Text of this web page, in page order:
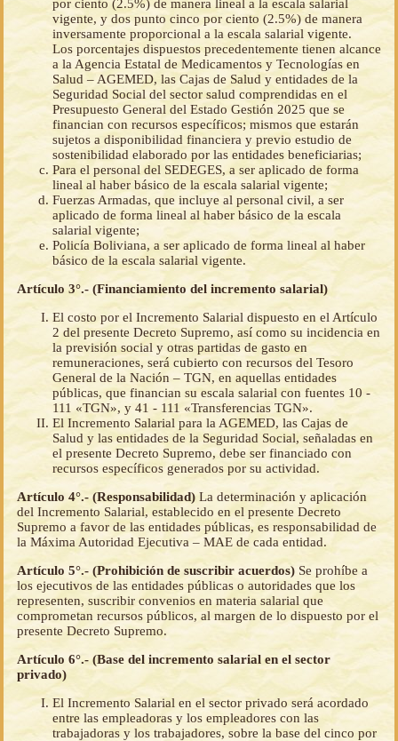
por ciento (2.5%) de manera lineal a la escala salarial
vigente, y dos punto cinco por ciento (2.5%) de manera
inversamente proporcional a la escala salarial vigente.
Los porcentajes dispuestos precedentemente tienen alcance
a la Agencia Estatal de Medicamentos y Tecnologías en
Salud – AGEMED, las Cajas de Salud y entidades de la
Seguridad Social del sector salud comprendidas en el
Presupuesto General del Estado Gestión 2025 que se
financian con recursos específicos; mismos que estarán
sujetos a disponibilidad financiera y previo estudio de
sostenibilidad elaborado por las entidades beneficiarias;
Para el personal del SEDEGES, a ser aplicado de forma
lineal al haber básico de la escala salarial vigente;
Fuerzas Armadas, que incluye al personal civil, a ser
aplicado de forma lineal al haber básico de la escala
salarial vigente;
Policía Boliviana, a ser aplicado de forma lineal al haber
básico de la escala salarial vigente.
Artículo 3°.- (Financiamiento del incremento salarial)
El costo por el Incremento Salarial dispuesto en el Artículo
2 del presente Decreto Supremo, así como su incidencia en
la previsión social y otras partidas de gasto en
remuneraciones, será cubierto con recursos del Tesoro
General de la Nación – TGN, en aquellas entidades
públicas, que financian su escala salarial con fuentes 10 -
111 «TGN», y 41 - 111 «Transferencias TGN».
El Incremento Salarial para la AGEMED, las Cajas de
Salud y las entidades de la Seguridad Social, señaladas en
el presente Decreto Supremo, debe ser financiado con
recursos específicos generados por su actividad.
Artículo 4°.- (Responsabilidad)La determinación y aplicación
del Incremento Salarial, establecido en el presente Decreto
Supremo a favor de las entidades públicas, es responsabilidad de
la Máxima Autoridad Ejecutiva – MAE de cada entidad.
Artículo 5°.- (Prohibición de suscribir acuerdos) Se prohíbe a
los ejecutivos de las entidades públicas o autoridades que los
representen, suscribir convenios en materia salarial que
comprometan recursos públicos, al margen de lo dispuesto por el
presente Decreto Supremo.
Artículo 6°.- (Base del incremento salarial en el sector
privado)
El Incremento Salarial en el sector privado será acordado
entre las empleadoras y los empleadores con las
trabajadoras y los trabajadores, sobre la base del cinco por